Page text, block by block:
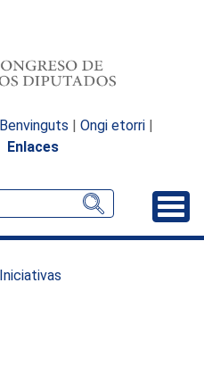
Benvinguts | Ongi etorri |
Enlaces
Iniciativas